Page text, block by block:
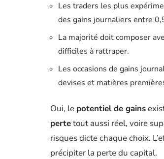
Les traders les plus
des gains journaliers entre
La majorité doit composer
difficiles à rattraper.
Les occasions de gains
devises et matières
Oui, le potentiel de gains
pertetout aussi réel, voire
risques dicte chaque choix.
précipiter la perte du capital.